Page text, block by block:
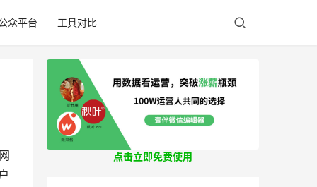
众平台 工具对比
点击立即免费使用